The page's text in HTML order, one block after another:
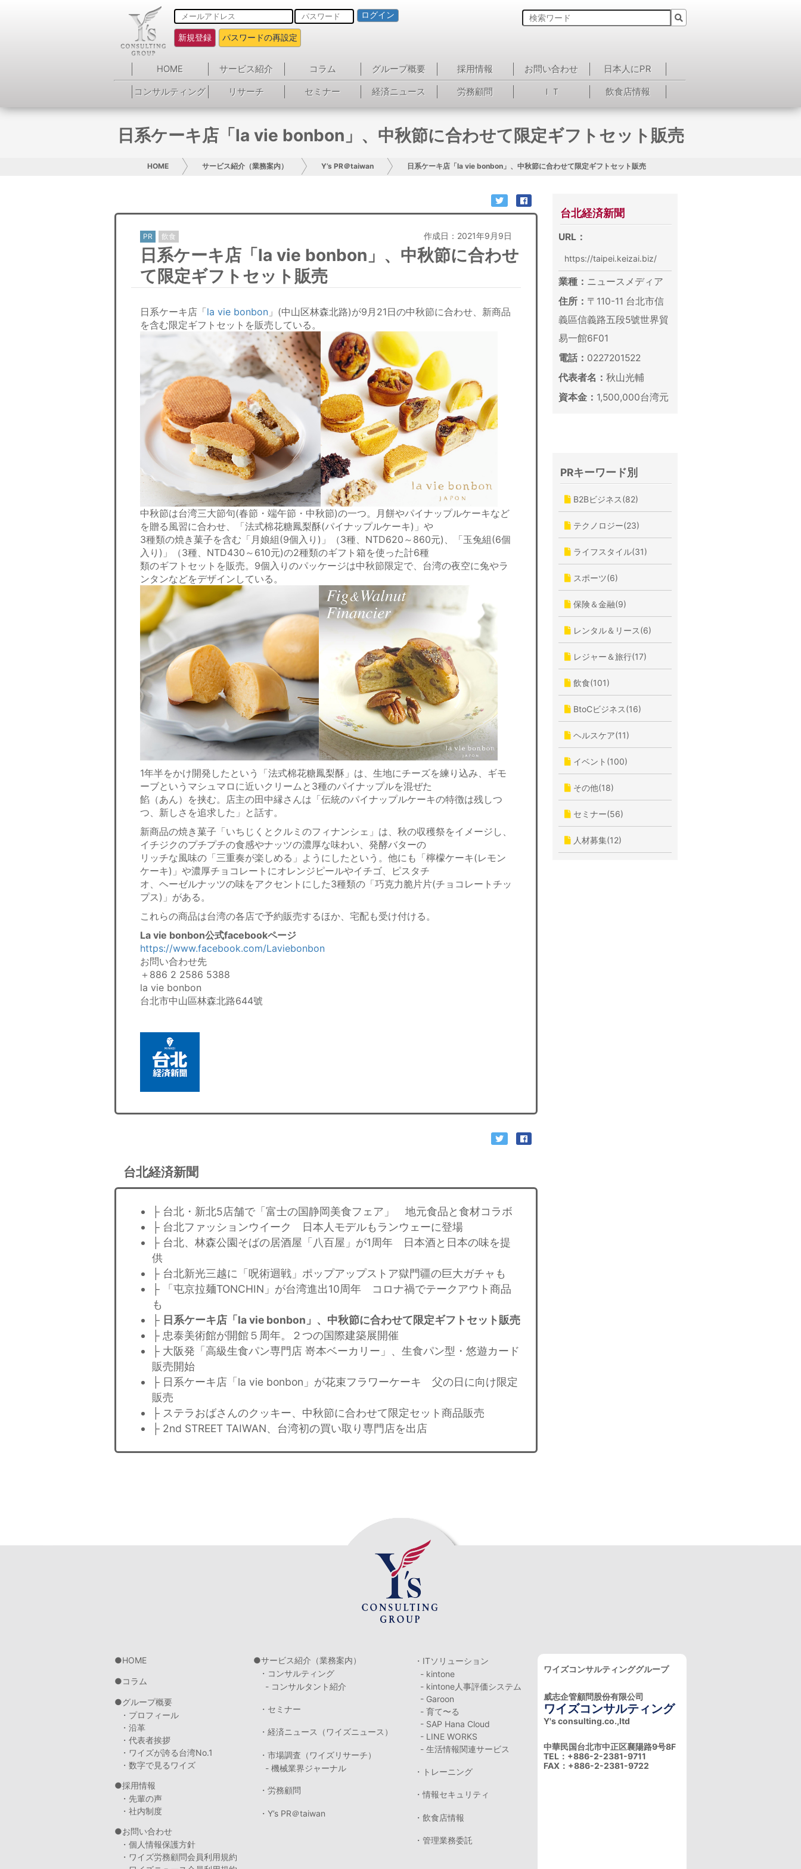
ログイン
新規登録 パスワードの再設定
HOME サービス紹介 コラム グループ概要 採用情報 お問い合わせ
日本人にPR
コンサルティング
リサーチ セミナー 経済ニュース 労務顧問 ＩＴ 飲食店情報
日系ケーキ店「la vie bonbon」、中秋節に合わせて限定ギフトセット販売
HOME サービス紹介（業務案内） Y’s PR＠taiwan 日系ケーキ店「la vie bonbon」、中秋節に合わせて限定ギフトセット販売
PR 飲食 作成日：2021年9月9日
日系ケーキ店「la vie bonbon」、中秋節に合わせ
て限定ギフトセット販売
日系ケーキ店「la vie bonbon 」(中山区林森北路)が9月21日の中秋節に合わせ、新商品
を含む限定ギフトセットを販売している。
中秋節は台湾三大節句(春節・端午節・中秋節)の一つ。月餅やパイナップルケーキなど
を贈る風習に合わせ、「法式棉花糖鳳梨酥(パイナップルケーキ)」や
3種類の焼き菓子を含む「月娘組(9個入り)」（3種、NTD620～860元)、「玉兔組(6個
入り)」（3種、NTD430～610元)の2種類のギフト箱を使った計6種
類のギフトセットを販売。9個入りのパッケージは中秋節限定で、台湾の夜空に兔やラ
ンタンなどをデザインしている。
1年半をかけ開発したという「法式棉花糖鳳梨酥」は、生地にチーズを練り込み、ギモ
ーブというマシュマロに近いクリームと3種のパイナップルを混ぜた
餡（あん）を挟む。店主の田中縁さんは「伝統のパイナップルケーキの特徴は残しつ
つ、新しさを追求した」と話す。
新商品の焼き菓子「いちじくとクルミのフィナンシェ」は、秋の収穫祭をイメージし、
イチジクのプチプチの食感やナッツの濃厚な味わい、発酵バターの
リッチな風味の「三重奏が楽しめる」ようにしたという。他にも「檸檬ケーキ(レモン
ケーキ)」や濃厚チョコレートにオレンジピールやイチゴ、ピスタチ
オ、ヘーゼルナッツの味をアクセントにした3種類の「巧克力脆片片(チョコレートチッ
プス)」がある。
これらの商品は台湾の各店で予約販売するほか、宅配も受け付ける。
La vie bonbon公式facebookページ
https://www.facebook.com/Laviebonbon
お問い合わせ先
＋886 2 2586 5388
la vie bonbon
台北市中山區林森北路644號
台北経済新聞
├ 台北・新北5店舗で「富士の国静岡美食フェア」 地元食品と食材コラボ
├ 台北ファッションウイーク 日本人モデルもランウェーに登場
├ 台北、林森公園そばの居酒屋「八百屋」が1周年 日本酒と日本の味を提
供
├ 台北新光三越に「呪術迴戦」ポップアップストア獄門疆の巨大ガチャも
├ 「屯京拉麺TONCHIN」が台湾進出10周年 コロナ禍でテークアウト商品
も
├ 日系ケーキ店「la vie bonbon」、中秋節に合わせて限定ギフトセット販売
├ 忠泰美術館が開館５周年。２つの国際建築展開催
├ 大阪発「高級生食パン専門店 嵜本ベーカリー」、生食パン型・悠遊カード
販売開始
├ 日系ケーキ店「la vie bonbon」が花束フラワーケーキ 父の日に向け限定
販売
├ ステラおばさんのクッキー、中秋節に合わせて限定セット商品販売
├ 2nd STREET TAIWAN、台湾初の買い取り専門店を出店
台北経済新聞
URL：
https://taipei.keizai.biz/
業種： ニュースメディア
住所： 〒110-11 台北市信
義區信義路五段5號世界貿
易一館6F01
電話： 0227201522
代表者名： 秋山光輔
資本金： 1,500,000台湾元
PRキーワード別
B2Bビジネス(82)
テクノロジー(23)
ライフスタイル(31)
スポーツ(6)
保険＆金融(9)
レンタル＆リース(6)
レジャー＆旅行(17)
飲食(101)
BtoCビジネス(16)
ヘルスケア(11)
イベント(100)
その他(18)
セミナー(56)
人材募集(12)
HOME
コラム
グループ概要
・プロフィール
・沿革
・代表者挨拶
・ワイズが誇る台湾No.1
・数字で見るワイズ
採用情報
・先輩の声
・社内制度
お問い合わせ
・個人情報保護方針
・ワイズ労務顧問会員利用規約
サービス紹介（業務案内）
・コンサルティング
- コンサルタント紹介
・セミナー
・経済ニュース（ワイズニュース）
・市場調査（ワイズリサーチ）
- 機械業界ジャーナル
・労務顧問
・Y’s PR＠taiwan
・ITソリューション
- kintone
- kintone人事評価システム
- Garoon
- 育て〜る
- SAP Hana Cloud
- LINE WORKS
- 生活情報関連サービス
・トレーニング
・情報セキュリティ
・飲食店情報
・管理業務委託
ワイズコンサルティンググループ
威志企管顧問股份有限公司
ワイズコンサルティング
Y's consulting.co.,ltd
中華民国台北市中正区襄陽路9号8F
TEL：+886-2-2381-9711
FAX：+886-2-2381-9722